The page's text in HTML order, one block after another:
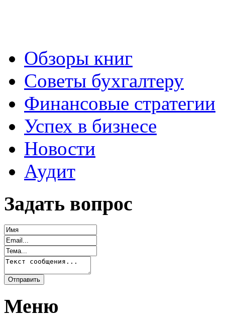
Обзоры книг
Советы бухгалтеру
Финансовые стратегии
Успех в бизнесе
Новости
Аудит
Задать вопрос
Меню